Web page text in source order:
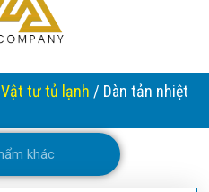
Vật tư tủ lạnh / Dàn tản nhiệt